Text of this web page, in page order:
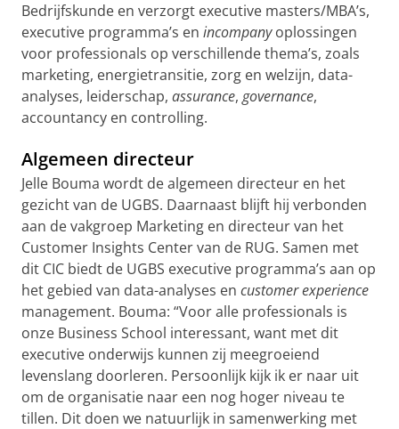
Bedrijfskunde en verzorgt executive masters/MBA’s,
executive programma’s en incompanyoplossingen
voor professionals op verschillende thema’s, zoals
marketing, energietransitie, zorg en welzijn, data-
analyses, leiderschap, assurance, governance,
accountancy en controlling.
Algemeen directeur
Jelle Bouma wordt de algemeen directeur en het
gezicht van de UGBS. Daarnaast blijft hij verbonden
aan de vakgroep Marketing en directeur van het
Customer Insights Center van de RUG. Samen met
dit CIC biedt de UGBS executive programma’s aan op
het gebied van data-analyses en customer experience
management. Bouma: “Voor alle professionals is
onze Business School interessant, want met dit
executive onderwijs kunnen zij meegroeiend
levenslang doorleren. Persoonlijk kijk ik er naar uit
om de organisatie naar een nog hoger niveau te
tillen. Dit doen we natuurlijk in samenwerking met